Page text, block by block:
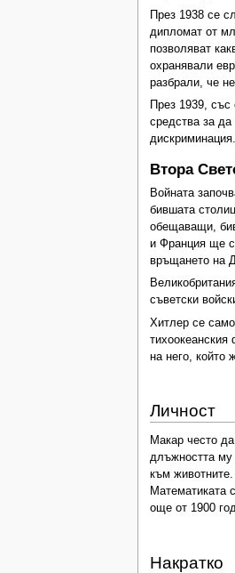
През 1938 се
дипломат от
позволяват
охранявали
разбрали, че
През 1939,
средства за
Втора
Войната
бившата
обещаващи,
и Франция ще
връщането на
съветски
Хитлер се
на него, който
Личност
Макар често
длъжността му
към
Математиката
още от 1900
Накратко